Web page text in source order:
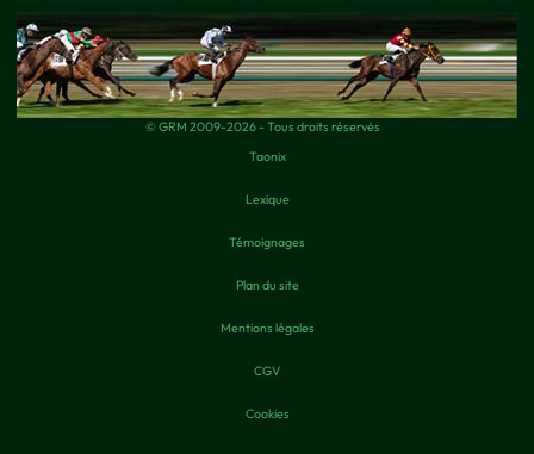
© GRM 2009-2026 - Tous droits réservés
Taonix
Lexique
Témoignages
Plan du site
Mentions légales
CGV
Cookies